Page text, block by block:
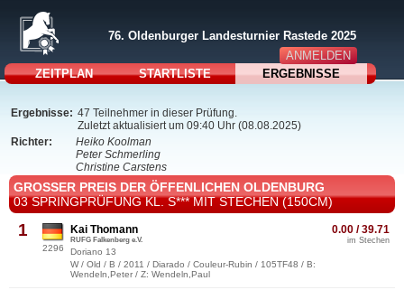
ANMELDEN
76. Oldenburger Landesturnier Rastede 2025
ZEITPLAN STARTLISTE ERGEBNISSE
Ergebnisse: 47 Teilnehmer in dieser Prüfung.
Zuletzt aktualisiert um 09:40 Uhr (08.08.2025)
Richter:
Heiko Koolman
Peter Schmerling
Christine Carstens
GROSSER PREIS DER ÖFFENLICHEN OLDENBURG
03 SPRINGPRÜFUNG KL. S*** MIT STECHEN (150CM)
1
2296
0.00 / 39.71
im Stechen
Kai Thomann
RUFG Falkenberg e.V.
Doriano 13
W / Old / B / 2011 / Diarado / Couleur-Rubin / 105TF48 / B:
Wendeln,Peter / Z: Wendeln,Paul